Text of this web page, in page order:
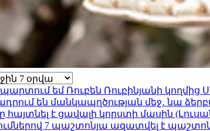
եմ Ռուբեն Ռուբինյանի կողմից
են մանկապղծության մեջ․ նա
հայտնել է ցավալի կորստի մասին
7 պաշտոնյա ազատվել է